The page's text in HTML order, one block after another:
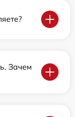
Зачем